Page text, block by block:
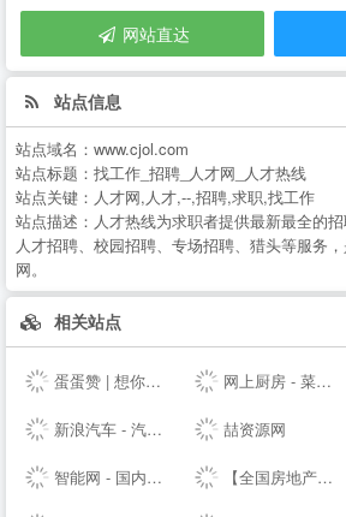
网站直达
站点信息
站点域名： www.cjol.com
站点标题： 找工作_招聘_人才网_人才热线
站点关键： 人才网,人才,--,招聘,求职,找工作
站点描述： 人才热线为求职者提供最新最全的
人才招聘、校园招聘、专场招聘、猎头等服务
网。
相关站点
蛋蛋赞 | 想你所想,看你所看! 网上厨房 - 菜谱食谱大全 - 学做家常菜的美食网
新浪汽车 - 汽车生活源动力！ 喆资源网
智能网 - 国内专业的人工智能科技门户 【全国房地产门户|房地产网】-实播看房抢优惠-全国房天下